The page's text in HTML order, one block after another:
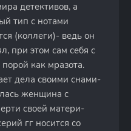
детективов, а
тип с нотами
(коллеги)- ведь он
при этом сам себя с
как мразота.
дела своими снами-
женщина с
своей матери-
гг носится со